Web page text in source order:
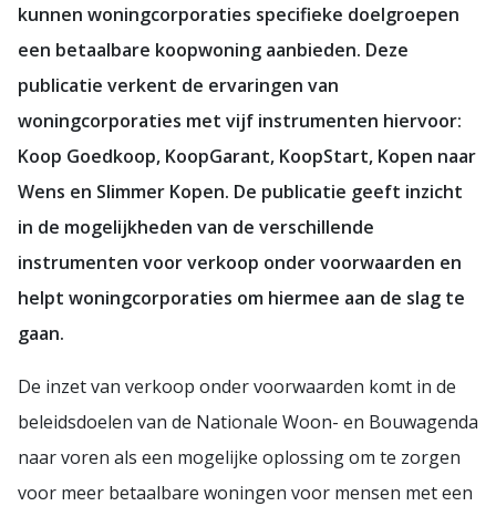
kunnen woningcorporaties specifieke doelgroepen
een betaalbare koopwoning aanbieden. Deze
publicatie verkent de ervaringen van
woningcorporaties met vijf instrumenten hiervoor:
Koop Goedkoop, KoopGarant, KoopStart, Kopen naar
Wens en Slimmer Kopen. De publicatie geeft inzicht
in de mogelijkheden van de verschillende
instrumenten voor verkoop onder voorwaarden en
helpt woningcorporaties om hiermee aan de slag te
gaan.
De inzet van verkoop onder voorwaarden komt in de
beleidsdoelen van de Nationale Woon- en Bouwagenda
naar voren als een mogelijke oplossing om te zorgen
voor meer betaalbare woningen voor mensen met een